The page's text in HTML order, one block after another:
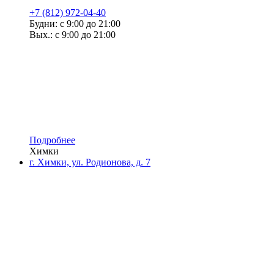
+7 (812) 972-04-40
Будни: с 9:00 до 21:00
Вых.: с 9:00 до 21:00
Подробнее
Химки
г. Химки, ул. Родионова, д. 7